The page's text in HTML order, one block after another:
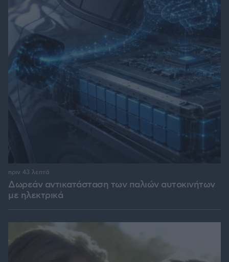
Δωρεάν αντικατάσταση των παλιών αυτοκινήτων
με ηλεκτρικά
πριν 43 λεπτά